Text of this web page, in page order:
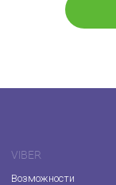
VIBER
Возможности